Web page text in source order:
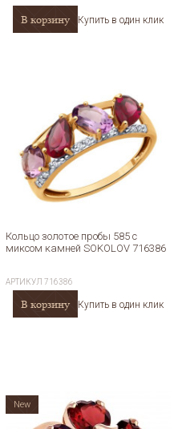
В корзину Купить в один клик
Кольцо золотое пробы 585 с
миксом камней SOKOLOV 716386
АРТИКУЛ716386
В корзину Купить в один клик
New